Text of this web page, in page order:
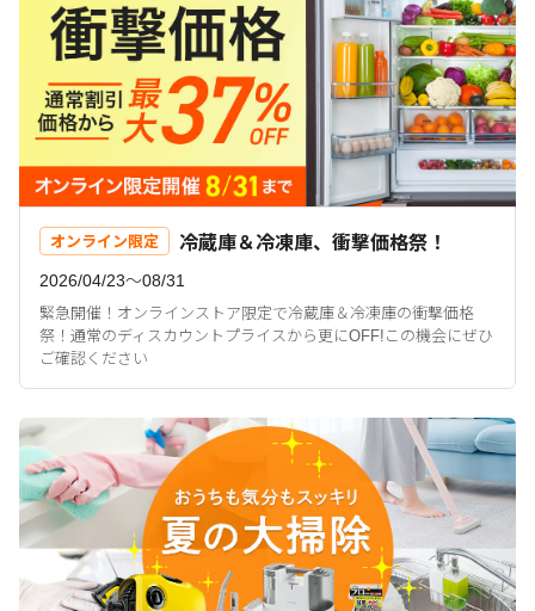
オンライン限定 冷蔵庫＆冷凍庫、衝撃価格祭！
2026/04/23〜08/31
緊急開催！オンラインストア限定で冷蔵庫＆冷凍庫の衝撃価格
祭！通常のディスカウントプライスから更にOFF!この機会にぜひ
ご確認ください